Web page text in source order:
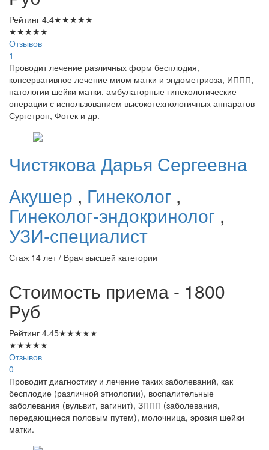
Рейтинг 4.4★★★★★
★★★★★
Отзывов
1
Проводит лечение различных форм бесплодия,
консервативное лечение миом матки и эндометриоза, ИППП,
патологии шейки матки, амбулаторные гинекологические
операции с использованием высокотехнологичных аппаратов
Сургетрон, Фотек и др.
ЧистяковаДарья Сергеевна
Акушер , Гинеколог ,
Гинеколог-эндокринолог ,
УЗИ-специалист
Стаж 14 лет / Врач высшей категории
Стоимость приема - 1800
Руб
Рейтинг 4.45★★★★★
★★★★★
Отзывов
0
Проводит диагностику и лечение таких заболеваний, как
бесплодие (различной этиологии), воспалительные
заболевания (вульвит, вагинит), ЗППП (заболевания,
передающиеся половым путем), молочница, эрозия шейки
матки.